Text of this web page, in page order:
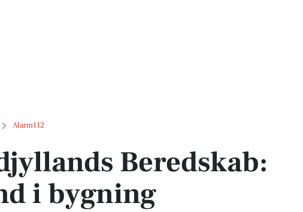
Alarm112
Beredskab: Brand i bygning
Beredskab:
i bygning